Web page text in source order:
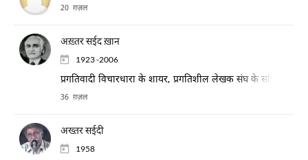
20 ग़ज़ल
अख़्तर सईद ख़ान
1923 -2006
प्रगतिवादी विचारधारा के शायर, प्रगतिशील लेखक संघ के सचिव भी रहे
36 ग़ज़ल
अख्तर सईदी
1958